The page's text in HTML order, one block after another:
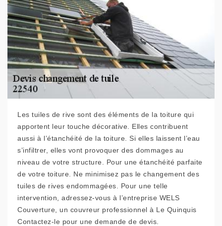
Les tuiles de rive sont des éléments de la toiture qui
apportent leur touche décorative. Elles contribuent
aussi à l’étanchéité de la toiture. Si elles laissent l’eau
s’infiltrer, elles vont provoquer des dommages au
niveau de votre structure. Pour une étanchéité parfaite
de votre toiture. Ne minimisez pas le changement des
tuiles de rives endommagées. Pour une telle
intervention, adressez-vous à l’entreprise WELS
Couverture, un couvreur professionnel à Le Quinquis
Contactez-le pour une demande de devis.